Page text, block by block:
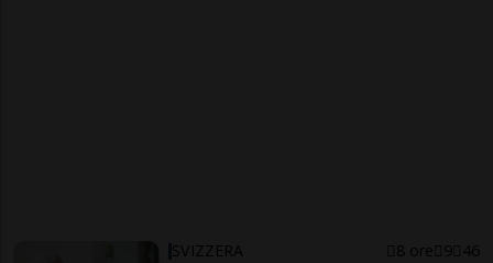
SVIZZERA 8 ore 9 46